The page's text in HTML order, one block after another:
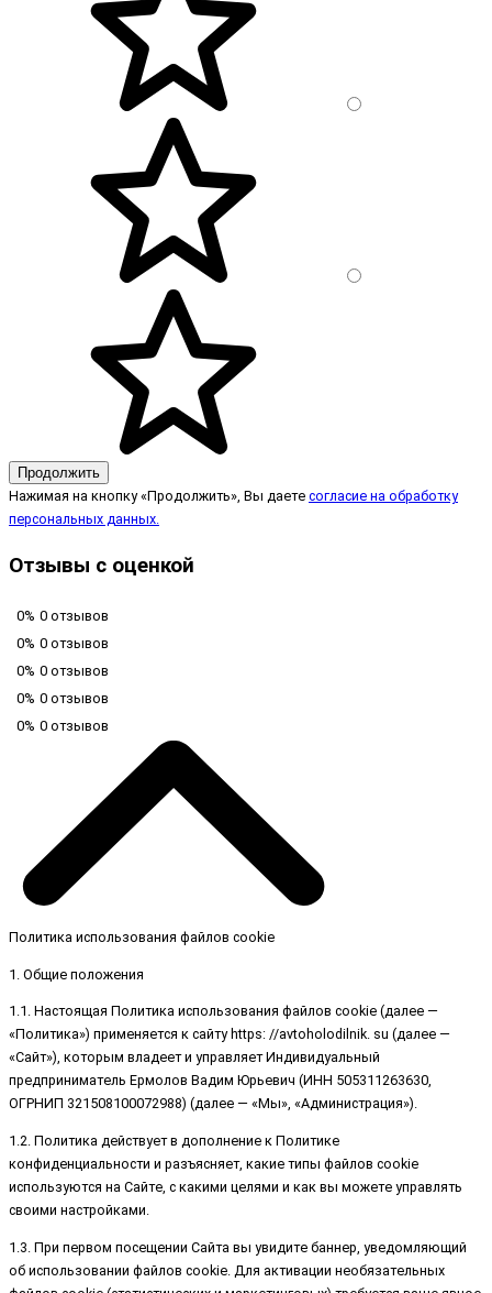
Продолжить
Нажимая на кнопку «Продолжить», Вы даете согласие на обработку
персональных данных.
Отзывы с оценкой
0% 0 отзывов
0% 0 отзывов
0% 0 отзывов
0% 0 отзывов
0% 0 отзывов
Политика использования файлов cookie
1. Общие положения
1.1. Настоящая Политика использования файлов cookie (далее —
«Политика») применяется к сайту https: //avtoholodilnik. su (далее —
«Сайт»), которым владеет и управляет Индивидуальный
предприниматель Ермолов Вадим Юрьевич (ИНН 505311263630,
ОГРНИП 321508100072988) (далее — «Мы», «Администрация»).
1.2. Политика действует в дополнение к Политике
конфиденциальности и разъясняет, какие типы файлов cookie
используются на Сайте, с какими целями и как вы можете управлять
своими настройками.
1.3. При первом посещении Сайта вы увидите баннер, уведомляющий
об использовании файлов cookie. Для активации необязательных